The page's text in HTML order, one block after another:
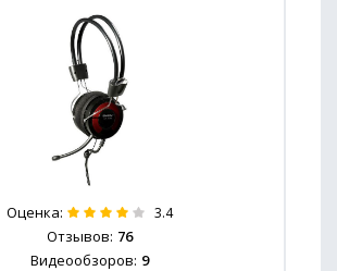
Оценка: 3.4
Отзывов: 76
Видеообзоров: 9